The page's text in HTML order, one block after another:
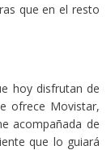
que en el resto
hoy disfrutan de
ofrece Movistar,
acompañada de
que lo guiará